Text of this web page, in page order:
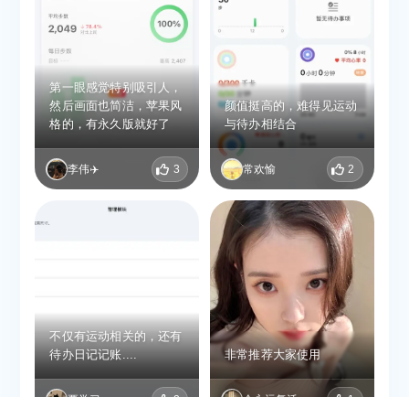
第一眼感觉特别吸引人，
然后画面也简洁，苹果风
格的，有永久版就好了
李伟✈️ 3
颜值挺高的，难得见运动
与待办相结合
常欢愉 2
不仅有运动相关的，还有
待办日记记账....
非常推荐大家使用